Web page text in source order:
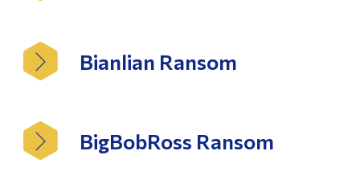
Bianlian Ransom
BigBobRoss Ransom